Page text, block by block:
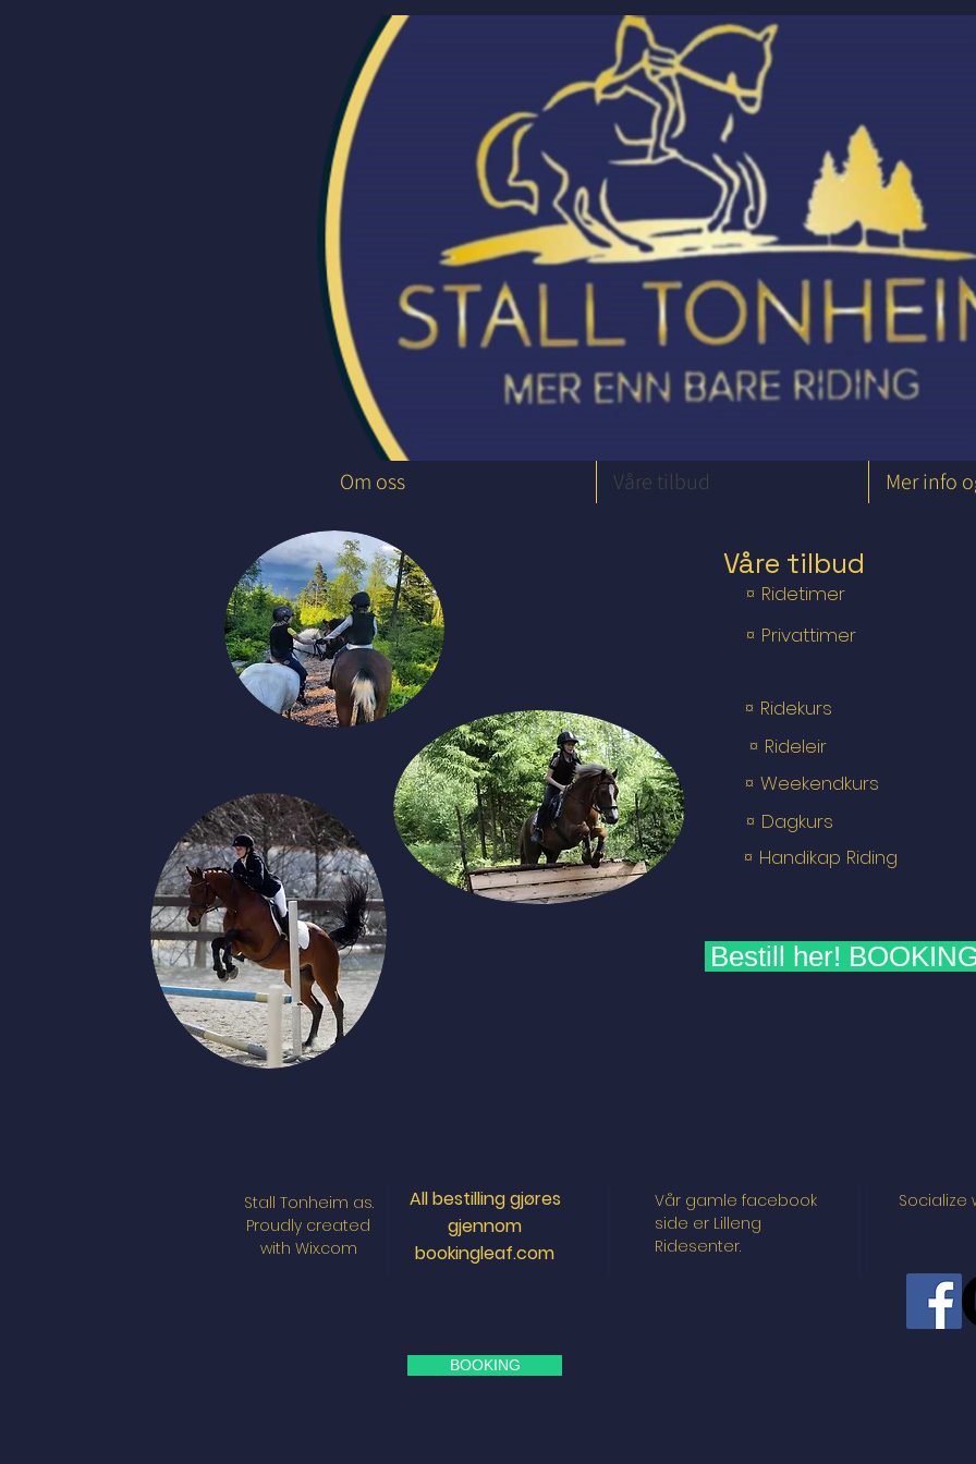
Om oss Våre tilbud Mer info
Våre tilbud
¤ Ridekurs
¤ Ridetimer
¤ Privattimer
¤ Rideleir
¤ Weekendkurs
¤ Dagkurs
¤ Handikap Riding
Bestill her!
Stall Tonheim as.
Proudly created
with Wix.com
All bestilling gjøres
gjennom
bookingleaf.com
Vår gamle facebook
side er Lilleng
Ridesenter.
Socialize
BOOKING